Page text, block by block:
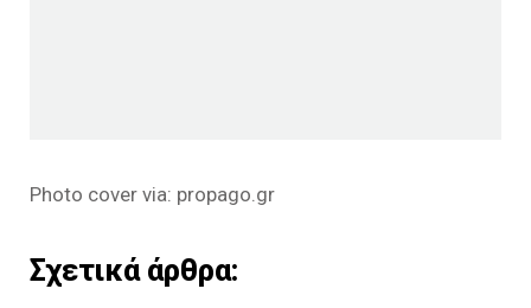
Photo cover via: propago.gr
Σχετικά άρθρα: